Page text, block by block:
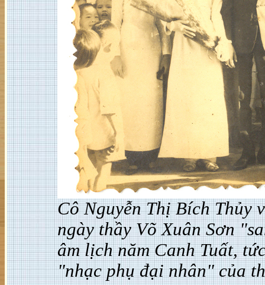
Cô Nguyễn Thị Bích Thủy
ngày thầy Võ Xuân Sơn
âm lịch năm Canh Tuất,
"nhạc phụ đại nhân" của